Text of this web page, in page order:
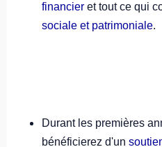
financier et tout ce qui
sociale et patrimoniale.
Durant les premières
bénéficierez d'un